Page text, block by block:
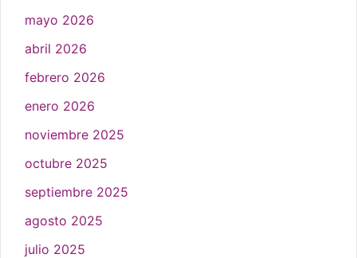
mayo 2026
abril 2026
febrero 2026
enero 2026
noviembre 2025
octubre 2025
septiembre 2025
agosto 2025
julio 2025